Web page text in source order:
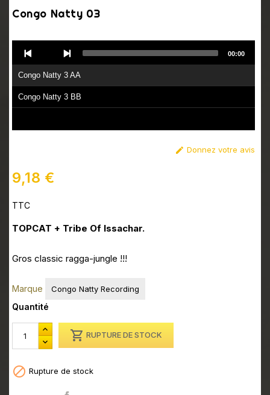
Congo Natty 03
Player
Congo Natty 3 AA
Congo Natty 3 BB
00:00
 Donnez votre avis
9,18 €
TTC
TOPCAT + Tribe Of Issachar.
Gros classic ragga-jungle !!!
Marque Congo Natty Recording
Quantité
 RUPTURE DE STOCK
 Rupture de stock